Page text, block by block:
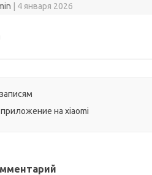
4 января 2026
на xiaomi